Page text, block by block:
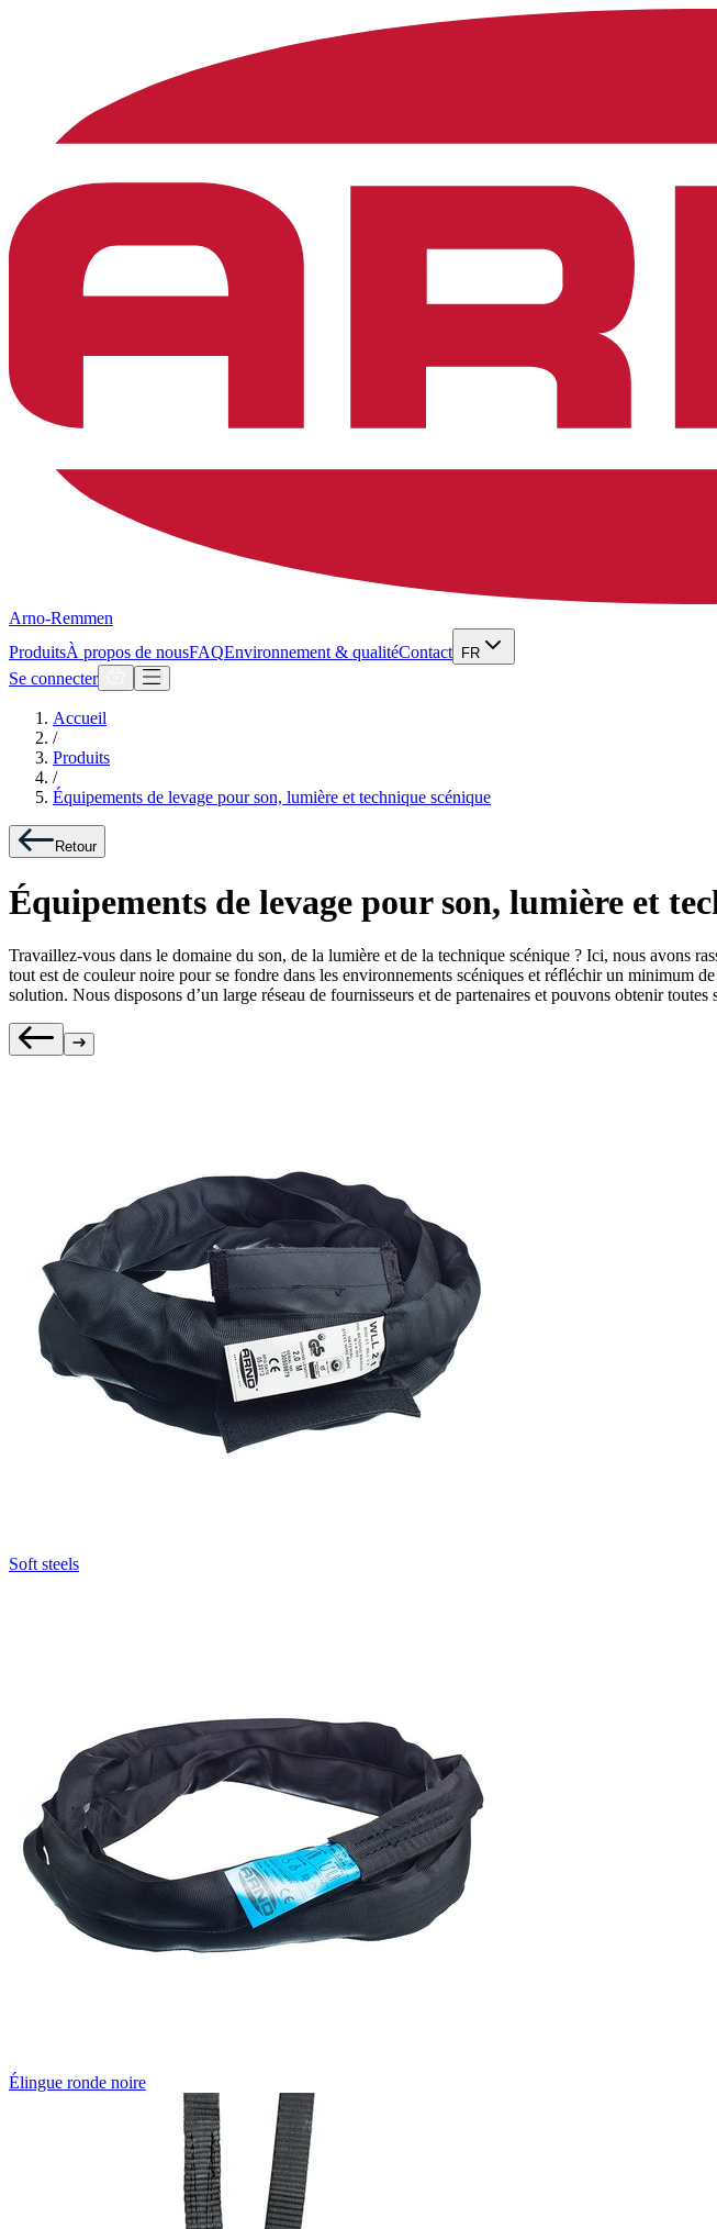
Arno-Remmen
ProduitsÀ propos de nousFAQEnvironnement & qualitéContact FR
Se connecter
Accueil
/
Produits
/
Équipements de levage pour son, lumière et technique scénique
Retour
Équipements de levage pour son, lumière et
Travaillez-vous dans le domaine du son, de la lumière et de la technique scénique ? Ici, nous avons
tout est de couleur noire pour se fondre dans les environnements scéniques et réfléchir un minimum
solution. Nous disposons d’un large réseau de fournisseurs et de partenaires et pouvons obtenir
Soft steels
Élingue ronde noire